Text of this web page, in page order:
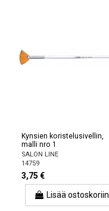
Kynsien koristelusivellin,
malli nro 1
SALON LINE
14759
3,75 €
Lisää ostoskoriin